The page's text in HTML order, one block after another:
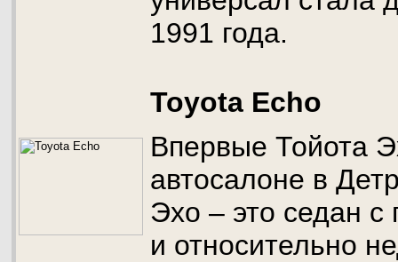
1991 года.
Toyota Echo
Впервые Тойота
автосалоне в
Эхо – это седан
и относительно